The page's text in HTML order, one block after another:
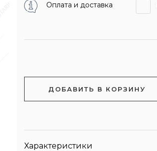
Оплата и доставка
ДОБАВИТЬ В КОРЗИНУ
Характеристики